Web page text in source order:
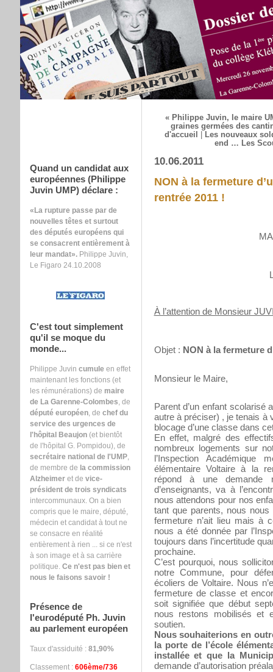
Quand un candidat aux
européennes (Philippe
Juvin UMP) déclare :
«La rupture passe par de
nouvelles têtes et surtout
des députés européens qui
se consacrent entièrement à
leur mandat».Philippe Juvin,
Le Figaro 24.10.2008
C'est tout simplement
qu'il se moque du
monde...
Philippe Juvin cumule en effet
maintenant les fonctions (et
les rémunérations) de maire
de La Garenne-Colombes , de
député européen, de chef du
service des urgences de
l'hôpital Beaujon(et bientôt
de l'hôpital G. Pompidou), de
secrétaire national de l'UMP,
de membre de la commission
Alzheimeret de vice-
président de trois syndicats
intercommunaux. On a bien
compris que le maire, député,
médecin et candidat à tout ne
se consacre en réalité
entièrement à rien ... si ce n'est
à son image et à sa carrière
politique. Ce n'est pas bien et
nous le faisons savoir !
Présence de
l'eurodéputé Ph. Juvin
au parlement européen
Taux d'assiduité : 81,90%
Classement : 606ème/736
« Philippe Juvin, le maire
graines germées des
d'accueil
Les nouveaux
end … Les
10.06.2011
NON à la fermeture
rentrée 2011 !
À l’attention de Monsieur
Objet : NON à la fermeture
Monsieur le Maire,
Parent d’un enfant scolarisé
autre à préciser) , je tenais à
blocage d’une classe dans
En effet, malgré des
nombreux logements sur
l’Inspection
élémentaire Voltaire à la
répond à une demande
d’enseignants, va à
nous attendons pour nos
tant que parents, nous
fermeture n’ait lieu mais à
nous a été donnée par
toujours dans l’incertitude
prochaine.
C’est pourquoi, nous
notre Commune, pour
écoliers de Voltaire. Nous
fermeture de classe et
soit signifiée que début
nous restons mobilisés et
soutien.
Nous souhaiterions en
la porte de l’école
installée et que la
demande d’autorisation